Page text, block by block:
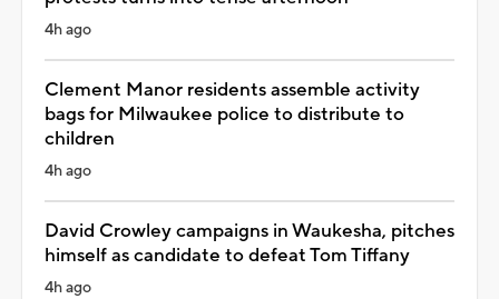
4h ago
Clement Manor residents assemble activity
bags for Milwaukee police to distribute to
children
4h ago
David Crowley campaigns in Waukesha, pitches
himself as candidate to defeat Tom Tiffany
4h ago